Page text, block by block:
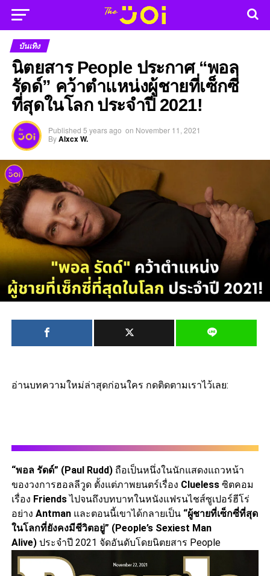
บันเทิง
นิตยสาร People ประกาศ “พอล
รัดด์” คว้าตำแหน่งผู้ชายที่เซ็กซี่
ที่สุดในโลก ประจำปี 2021!
Published 5 years ago on November 11, 2021
ByAlxcx W.
อ่านบทความใหม่ล่าสุดก่อนใคร กดติดตามเราไว้เลย:
“พอล รัดด์” (Paul Rudd)ถือเป็นหนึ่งในนักแสดงแถวหน้า
ของวงการฮอลลีวูด ตั้งแต่ภาพยนตร์เรื่อง Cluelessซิตคอม
เรื่อง Friendsไปจนถึงบทบาทในหนังแฟรนไชส์ซูเปอร์ฮีโร่
อย่าง Antmanและตอนนี้เขาได้กลายเป็น “ผู้ชายที่เซ็กซี่ที่สุด
ในโลกที่ยังคงมีชีวิตอยู่” (People’s Sexiest Man
Alive)ประจำปี 2021 จัดอันดับโดยนิตยสาร People